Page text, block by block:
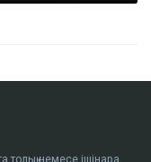
толық немесе ішінара